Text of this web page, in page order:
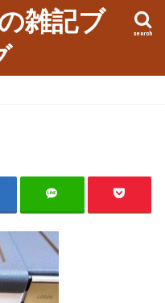
雑記ブ
search